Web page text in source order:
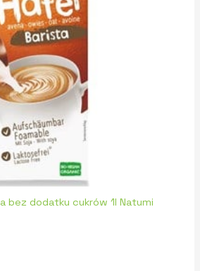
bez dodatku cukrów 1l Natumi